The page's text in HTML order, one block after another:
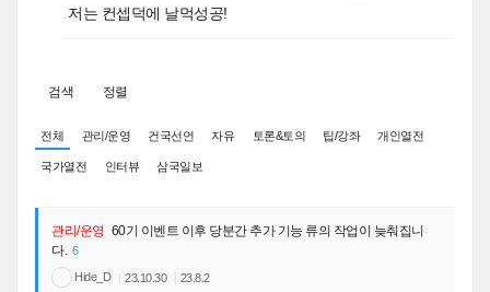
저는 컨셉덕에 날먹성공!
검색 정렬
전체 관리/운영 건국선언 자유 토론&토의 팁/강좌 개인열전
국가열전 인터뷰 삼국일보
관리/운영 60기 이벤트 이후 당분간 추가 기능 류의 작업이 늦춰집니
다. 6
Hide_D 23.10.30 23.8.2